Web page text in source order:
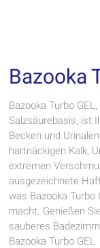
Bazooka
Bazooka Turbo
Salzsäurebasis, ist
Becken und
hartnäckigen Kalk,
extremen
ausgezeichnete
was Bazooka Turbo
macht. Genießen
sauberes
Bazooka Turbo GEL